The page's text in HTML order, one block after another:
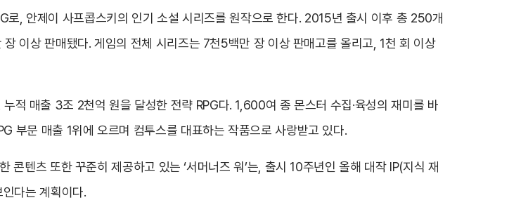
로, 안제이 사프콥스키의 인기 소설 시리즈를 원작으로 한다. 2015년 출시 이후 총 250개
이상 판매됐다. 게임의 전체 시리즈는 7천5백만 장 이상 판매고를 올리고, 1천 회 이상
적 매출 3조 2천억 원을 달성한 전략 RPG다. 1,600여 종 몬스터 수집·육성의 재미를 바
부문 매출 1위에 오르며 컴투스를 대표하는 작품으로 사랑받고 있다.
텐츠 또한 꾸준히 제공하고 있는 ‘서머너즈 워’는, 출시 10주년인 올해 대작 IP(지식 재
다는 계획이다.